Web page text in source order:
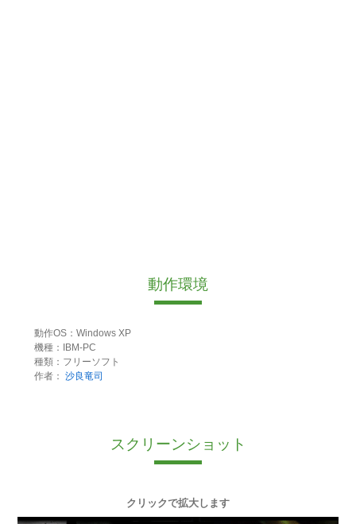
動作環境
動作OS：Windows XP
機種：IBM-PC
種類：フリーソフト
作者： 沙良竜司
スクリーンショット
クリックで拡大します